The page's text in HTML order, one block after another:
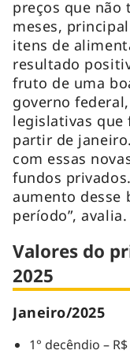
preços que não
meses,
itens de
resultado
fruto de uma
governo
legislativas que
partir de
com essas
fundos
aumento desse
período”, avalia.
Valores do
2025
Janeiro/2025
1° decêndio –